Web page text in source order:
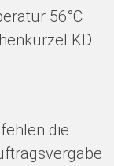
56°C
KD
die